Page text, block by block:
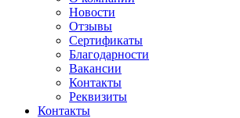
Новости
Отзывы
Сертификаты
Благодарности
Вакансии
Контакты
Реквизиты
Контакты